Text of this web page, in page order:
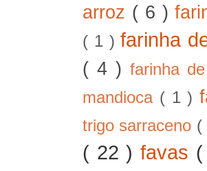
arroz ( 6 )
( 1 )farinha
( 4 ) farinha
mandioca ( 1 )
trigo sarraceno (
( 22 )favas